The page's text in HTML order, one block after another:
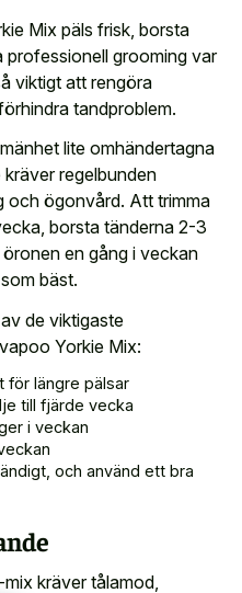
Mix päls frisk, borsta
grooming var
viktigt att rengöra
tandproblem.
lite omhändertagna
regelbunden
och ögonvård. Att trimma
borsta tänderna 2-3
en gång i veckan
bäst.
de viktigaste
Yorkie Mix:
för längre pälsar
till fjärde vecka
i veckan
och använd ett bra
kräver tålamod,